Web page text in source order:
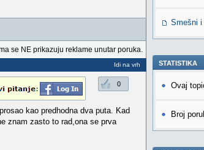
se NE prikazuju reklame unutar poruka.
Idi na vrh
0
kao predhodna dva puta. Kad
znam zasto to rad,ona se prva
Smešni i
STATISTIKA
Ovaj
Broj